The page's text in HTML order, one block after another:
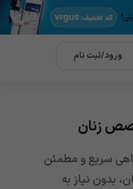
ورود/ثبت نام
زنان
سریع و مطمئن
بدون نیاز به